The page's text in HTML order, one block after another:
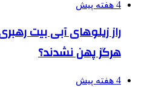
4 هفته پیش
راز زیلوهای آبی بیت
هرگز پهن نشدند؟
4 هفته پیش